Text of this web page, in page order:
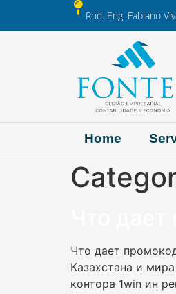
Rod. Eng. Fabiano
Home
Что дает
Казахстана и
контора 1win ин